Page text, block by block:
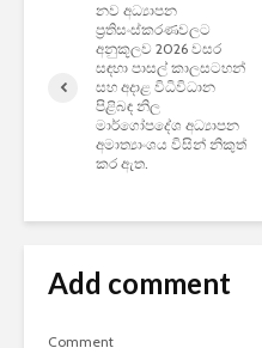
නව අධ්‍යාපන
ප්‍රතිසංස්කරණවලට
අනුකූලව 2026 වසර
සඳහා පාසල් කාලසටහන්
සහ අදාළ විධිවිධාන
පිළිබඳ නිල
මාර්ගෝපදේශ අධ්‍යාපන
අමාත්‍යාංශය විසින් නිකුත්
කර ඇත.
Add comment
Comment